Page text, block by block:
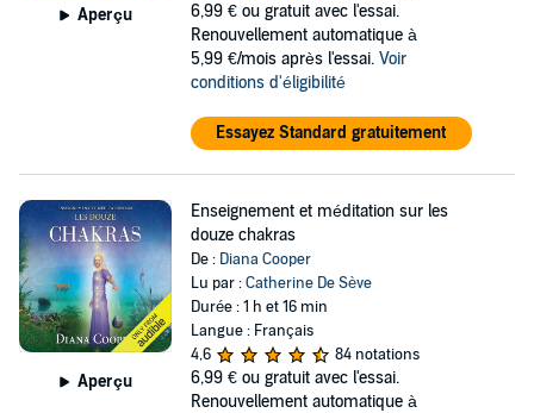
Aperçu 6,99 € ou gratuit avec l'essai.
Renouvellement automatique à
5,99 €/mois après l'essai. Voir
conditions d'éligibilité
Essayez Standard gratuitement
Aperçu
Enseignement et méditation sur les
douze chakras
De : Diana Cooper
Lu par :Catherine De Sève
Durée : 1 h et 16 min
Langue : Français
4,6
84 notations
6,99 € ou gratuit avec l'essai.
Renouvellement automatique à